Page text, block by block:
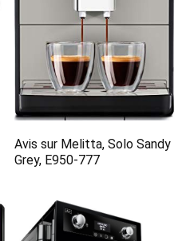
Avis sur Melitta, Solo Sandy
Grey, E950-777